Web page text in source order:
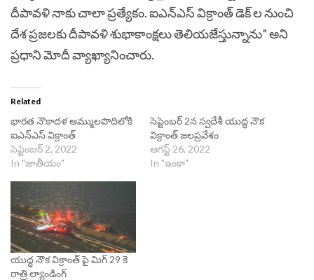
దీపావళి నాకు చాలా ప్రత్యేకం. ఐఎన్ఎస్ విక్రాంత్ డెక్‌ ల నుంచి
దేశ ప్రజలకు దీపావళి శుభాకాంక్షలు తెలియజేస్తున్నాను” అని
ప్రధాని మోదీ వ్యాఖ్యానించారు.
Related
భారత నౌకాదళ అమ్ములపొదిలోకి
ఐఎన్‌ఎస్‌ విక్రాంత్
సెప్టెంబర్ 2, 2022
In "జాతీయం"
సెప్టెంబర్ 2న స్వదేశీ యుద్ధ నౌక
విక్రాంత్ జలప్రవేశం
ఆగస్ట్ 26, 2022
In "ఇంకా"
యుద్ధ నౌక విక్రాంత్ పై మిగ్ 29 కె
రాత్రి ల్యాండింగ్